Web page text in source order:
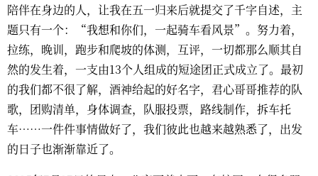
陪伴在身边的人，让我在五一归来后就提交了千字自述，主
题只有一个：“我想和你们，一起骑车看风景”。努力着，
拉练，晚训，跑步和爬坡的体测，互评，一切都那么顺其自
然的发生着，一支由13个人组成的短途团正式成立了。最初
的我们都不很了解，酒神给起的好名字，君心哥哥推荐的队
歌，团购清单，身体调查，队服投票，路线制作，拆车托
车……一件件事情做好了，我们彼此也越来越熟悉了，出发
的日子也渐渐靠近了。